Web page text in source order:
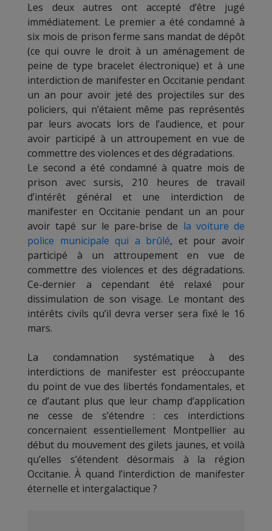
Les deux autres ont accepté d’être jugé
immédiatement. Le premier a été condamné à
six mois de prison ferme sans mandat de dépôt
(ce qui ouvre le droit à un aménagement de
peine de type bracelet électronique) et à une
interdiction de manifester en Occitanie pendant
un an pour avoir jeté des projectiles sur des
policiers, qui n’étaient même pas représentés
par leurs avocats lors de l’audience, et pour
avoir participé à un attroupement en vue de
commettre des violences et des dégradations.
Le second a été condamné à quatre mois de
prison avec sursis, 210 heures de travail
d’intérêt général et une interdiction de
manifester en Occitanie pendant un an pour
avoir tapé sur le pare-brise de la voiture de
police municipale qui a brûlé, et pour avoir
participé à un attroupement en vue de
commettre des violences et des dégradations.
Ce-dernier a cependant été relaxé pour
dissimulation de son visage. Le montant des
intérêts civils qu’il devra verser sera fixé le 16
mars.
La condamnation systématique à des
interdictions de manifester est préoccupante
du point de vue des libertés fondamentales, et
ce d’autant plus que leur champ d’application
ne cesse de s’étendre : ces interdictions
concernaient essentiellement Montpellier au
début du mouvement des gilets jaunes, et voilà
qu’elles s’étendent désormais à la région
Occitanie. À quand l’interdiction de manifester
éternelle et intergalactique ?